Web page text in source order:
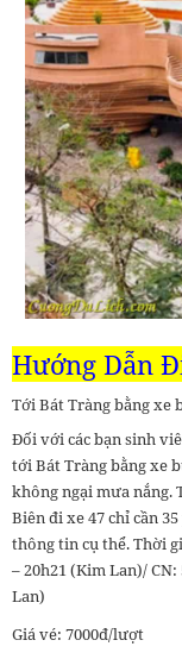
Hướng Dẫn
Tới Bát Tràng bằng xe
Đối với các bạn sinh
tới Bát Tràng bằng xe
không ngại mưa nắng.
Biên đi xe 47 chỉ cần
thông tin cụ thể. Thời
– 20h21 (Kim Lan)/
Lan)
Giá vé: 7000đ/lượt